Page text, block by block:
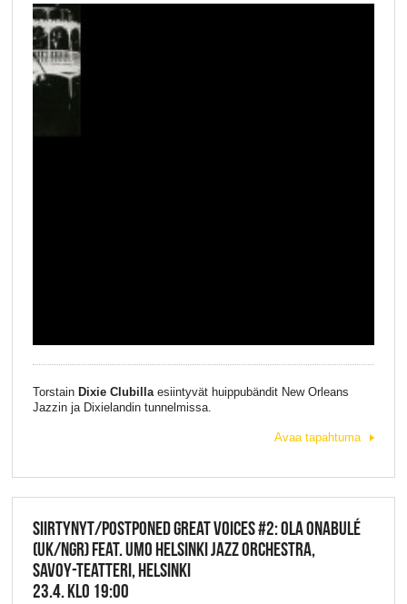
Torstain Dixie Clubillaesiintyvät huippubändit New Orleans
Jazzin ja Dixielandin tunnelmissa.
Avaa tapahtuma
SIIRTYNYT/POSTPONED GREAT VOICES #2: OLA ONABULÉ
(UK/NGR) FEAT. UMO HELSINKI JAZZ ORCHESTRA,
SAVOY-TEATTERI, HELSINKI
23.4. KLO 19:00